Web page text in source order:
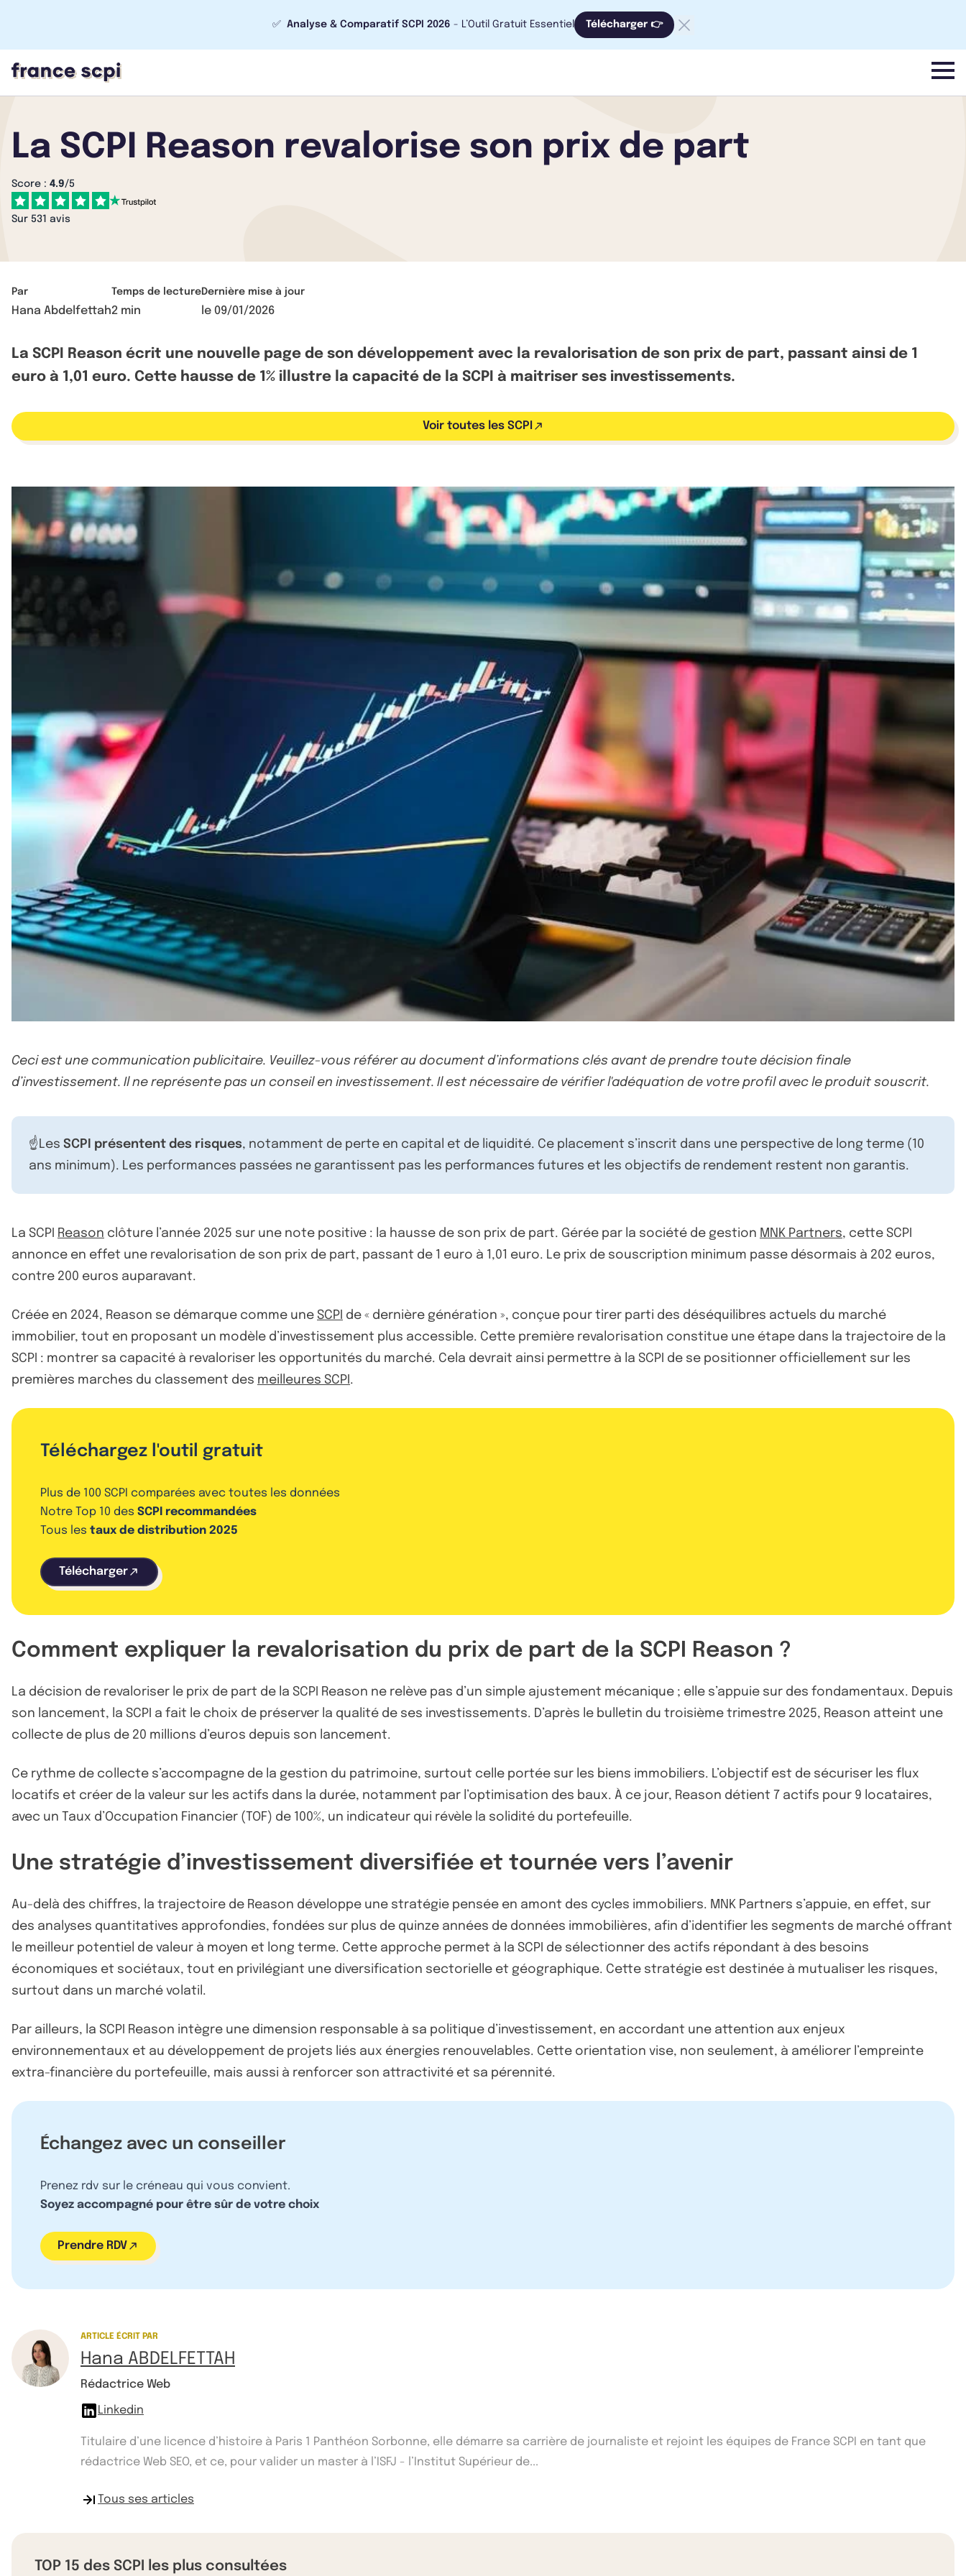
✅ Analyse & Comparatif SCPI 2026 - L’Outil Gratuit Essentiel Télécharger 👉
menu
La SCPI Reason revalorise son prix de part
Score : 4.9/5
Sur 531 avis
Par
Hana Abdelfettah
Temps de lecture
2 min
Dernière mise à jour
le 09/01/2026
La SCPI Reason écrit une nouvelle page de son développement avec la revalorisation de son prix de part, passant ainsi de 1
euro à 1,01 euro. Cette hausse de 1% illustre la capacité de la SCPI à maitriser ses investissements.
Voir toutes les SCPI
Ceci est une communication publicitaire. Veuillez-vous référer au document d’informations clés avant de prendre toute décision finale
d’investissement. Il ne représente pas un conseil en investissement. Il est nécessaire de vérifier l'adéquation de votre profil avec le produit souscrit.
☝️Les SCPI présentent des risques, notamment de perte en capital et de liquidité. Ce placement s’inscrit dans une perspective de long terme (10
ans minimum). Les performances passées ne garantissent pas les performances futures et les objectifs de rendement restent non garantis.
La SCPI Reason clôture l’année 2025 sur une note positive : la hausse de son prix de part. Gérée par la société de gestion MNK Partners, cette SCPI
annonce en effet une revalorisation de son prix de part, passant de 1 euro à 1,01 euro. Le prix de souscription minimum passe désormais à 202 euros,
contre 200 euros auparavant.
Créée en 2024, Reason se démarque comme une SCPI de « dernière génération », conçue pour tirer parti des déséquilibres actuels du marché
immobilier, tout en proposant un modèle d’investissement plus accessible. Cette première revalorisation constitue une étape dans la trajectoire de la
SCPI : montrer sa capacité à revaloriser les opportunités du marché. Cela devrait ainsi permettre à la SCPI de se positionner officiellement sur les
premières marches du classement des meilleures SCPI .
Téléchargez l'outil gratuit
Plus de 100 SCPI comparées avec toutes les données
Notre Top 10 des SCPI recommandées
Tous les taux de distribution 2025
Télécharger
Comment expliquer la revalorisation du prix de part de la SCPI Reason ?
La décision de revaloriser le prix de part de la SCPI Reason ne relève pas d’un simple ajustement mécanique ; elle s’appuie sur des fondamentaux. Depuis
son lancement, la SCPI a fait le choix de préserver la qualité de ses investissements. D’après le bulletin du troisième trimestre 2025, Reason atteint une
collecte de plus de 20 millions d’euros depuis son lancement.
Ce rythme de collecte s’accompagne de la gestion du patrimoine, surtout celle portée sur les biens immobiliers. L’objectif est de sécuriser les flux
locatifs et créer de la valeur sur les actifs dans la durée, notamment par l’optimisation des baux. À ce jour, Reason détient 7 actifs pour 9 locataires,
avec un Taux d’Occupation Financier (TOF) de 100%, un indicateur qui révèle la solidité du portefeuille.
Une stratégie d’investissement diversifiée et tournée vers l’avenir
Au-delà des chiffres, la trajectoire de Reason développe une stratégie pensée en amont des cycles immobiliers. MNK Partners s’appuie, en effet, sur
des analyses quantitatives approfondies, fondées sur plus de quinze années de données immobilières, afin d’identifier les segments de marché offrant
le meilleur potentiel de valeur à moyen et long terme. Cette approche permet à la SCPI de sélectionner des actifs répondant à des besoins
économiques et sociétaux, tout en privilégiant une diversification sectorielle et géographique. Cette stratégie est destinée à mutualiser les risques,
surtout dans un marché volatil.
Par ailleurs, la SCPI Reason intègre une dimension responsable à sa politique d’investissement, en accordant une attention aux enjeux
environnementaux et au développement de projets liés aux énergies renouvelables. Cette orientation vise, non seulement, à améliorer l’empreinte
extra-financière du portefeuille, mais aussi à renforcer son attractivité et sa pérennité.
Échangez avec un conseiller
Prenez rdv sur le créneau qui vous convient.
Soyez accompagné pour être sûr de votre choix
Prendre RDV
ARTICLE ÉCRIT PAR
Hana ABDELFETTAH
Rédactrice Web
Linkedin
Titulaire d’une licence d’histoire à Paris 1 Panthéon Sorbonne, elle démarre sa carrière de journaliste et rejoint les équipes de France SCPI en tant que
rédactrice Web SEO, et ce, pour valider un master à l’ISFJ - l’Institut Supérieur de...
Tous ses articles
TOP 15 des SCPI les plus consultées